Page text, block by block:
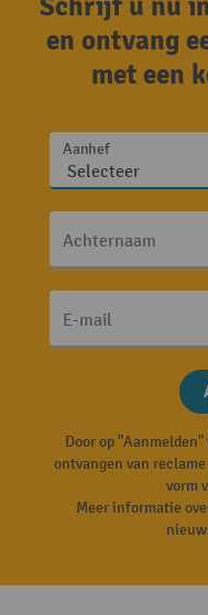
en ontvang
met een
Aanhef
Achternaam
E-mail
Door op
ontvangen van
vorm
Meer informatie